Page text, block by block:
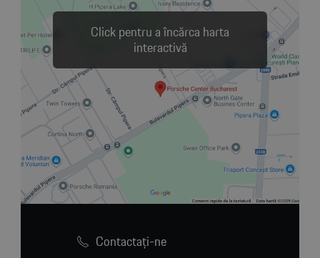
Click pentru a încărca harta
interactivă
Contactaţi-ne